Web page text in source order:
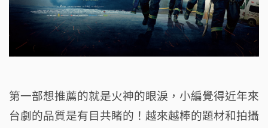
第一部想推薦的就是火神的眼淚，小編覺得近年來
台劇的品質是有目共睹的！越來越棒的題材和拍攝